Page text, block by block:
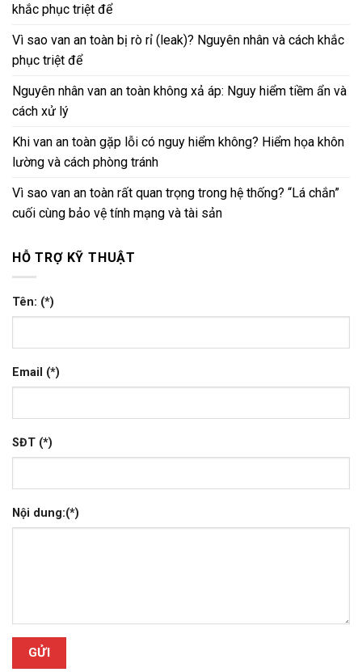
khắc phục triệt để
Vì sao van an toàn bị rò rỉ (leak)? Nguyên nhân và cách khắc
phục triệt để
Nguyên nhân van an toàn không xả áp: Nguy hiểm tiềm ẩn và
cách xử lý
Khi van an toàn gặp lỗi có nguy hiểm không? Hiểm họa khôn
lường và cách phòng tránh
Vì sao van an toàn rất quan trọng trong hệ thống? “Lá chắn”
cuối cùng bảo vệ tính mạng và tài sản
HỖ TRỢ KỸ THUẬT
Tên: (*)
Email (*)
SĐT (*)
Nội dung:(*)